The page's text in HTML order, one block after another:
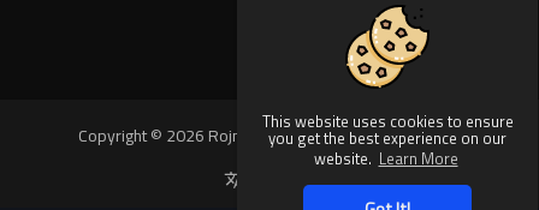
This website uses cookies to ensure
you get the best experience on our
website. Learn More
Copyright © 2026 Rojnews Video. All rights reserved.
Language